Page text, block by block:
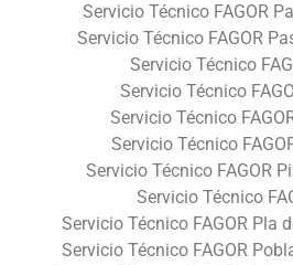
Servicio Técnico FAGOR
Servicio Técnico FAGOR
Servicio Técnico
Servicio Técnico
Servicio Técnico
Servicio Técnico
Servicio Técnico FAGOR
Servicio Técnico
Servicio Técnico FAGOR Pla
Servicio Técnico FAGOR